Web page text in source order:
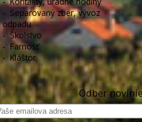
- Separovaný zber, vývoz
odpadu
-Školstvo
-Farnosť
-Kláštor
Odber